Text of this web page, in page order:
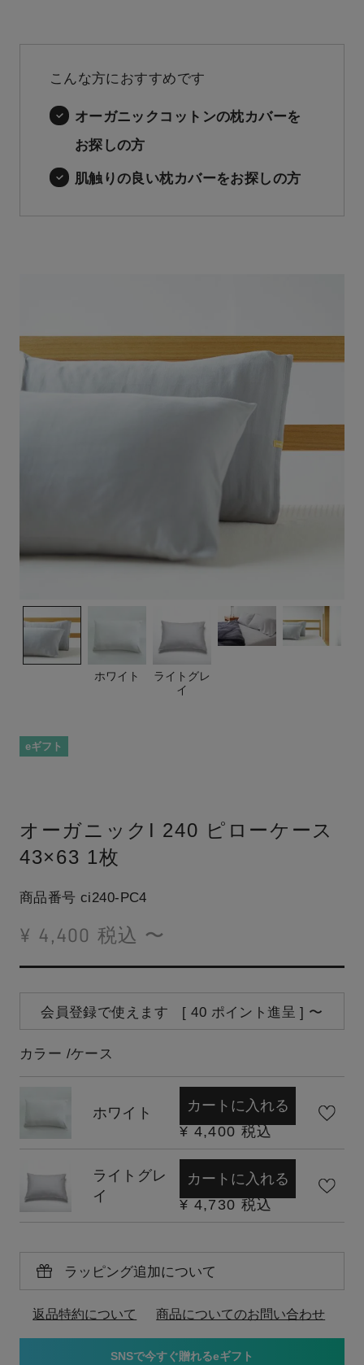
こんな方におすすめです
オーガニックコットンの枕カバーを
お探しの方
肌触りの良い枕カバーをお探しの方
ホワイト
ライトグレ
イ
eギフト
オーガニックI 240 ピローケース
43×63 1枚
商品番号 ci240-PC4
¥ 4,400 税込 〜
会員登録で使えます [ 40 ポイント進呈 ] 〜
カラー ケース
ホワイト
¥ 4,400 税込
カートに入れる
ライトグレ
イ
¥ 4,730 税込
カートに入れる
ラッピング追加について
返品特約について 商品についてのお問い合わせ